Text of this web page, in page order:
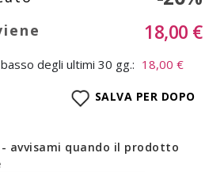
18,00 €
degli ultimi 30 gg.: 18,00 €
SALVA PER DOPO
avvisami quando il prodotto